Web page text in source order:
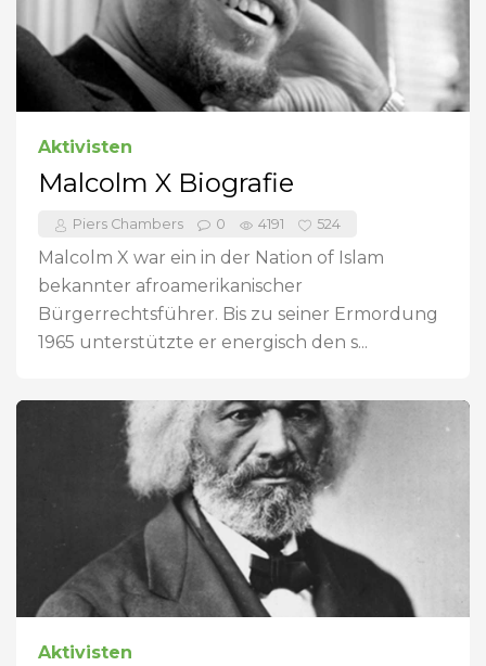
Aktivisten
Malcolm X Biografie
Piers Chambers 0 4191 524
Malcolm X war ein in der Nation of Islam
bekannter afroamerikanischer
Bürgerrechtsführer. Bis zu seiner Ermordung
1965 unterstützte er energisch den s...
Aktivisten